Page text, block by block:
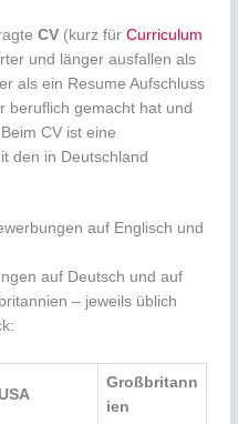
CV (kurz fürCurriculum
und länger ausfallen als
als ein Resume Aufschluss
beruflich gemacht hat und
CV ist eine
den in Deutschland
auf Englisch und
auf Deutsch und auf
– jeweils üblich
USA
Großbritann
ien